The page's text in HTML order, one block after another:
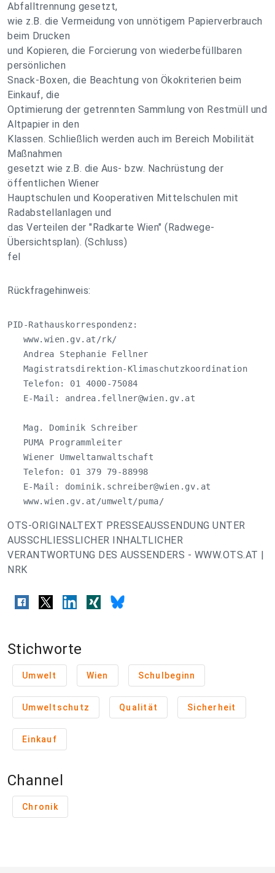
Abfalltrennung gesetzt,
wie z.B. die Vermeidung von unnötigem Papierverbrauch
beim Drucken
und Kopieren, die Forcierung von wiederbefüllbaren
persönlichen
Snack-Boxen, die Beachtung von Ökokriterien beim
Einkauf, die
Optimierung der getrennten Sammlung von Restmüll und
Altpapier in den
Klassen. Schließlich werden auch im Bereich Mobilität
Maßnahmen
gesetzt wie z.B. die Aus- bzw. Nachrüstung der
öffentlichen Wiener
Hauptschulen und Kooperativen Mittelschulen mit
Radabstellanlagen und
das Verteilen der "Radkarte Wien" (Radwege-
Übersichtsplan). (Schluss)
fel
Rückfragehinweis:
PID-Rathauskorrespondenz:
   www.wien.gv.at/rk/
   Andrea Stephanie Fellner
   Magistratsdirektion-Klimaschutzkoordination
   Telefon: 01 4000-75084
   E-Mail:
andrea.fellner@wien.gv.at
   Mag. Dominik Schreiber
   PUMA Programmleiter
   Wiener Umweltanwaltschaft
   Telefon: 01 379 79-88998
   E-Mail:
dominik.schreiber@wien.gv.at
   www.wien.gv.at/umwelt/puma/
OTS-ORIGINALTEXT PRESSEAUSSENDUNG UNTER
AUSSCHLIESSLICHER INHALTLICHER
VERANTWORTUNG DES AUSSENDERS - WWW.OTS.AT |
NRK
Stichworte
Umwelt Wien Schulbeginn
Umweltschutz Qualität Sicherheit
Einkauf
Channel
Chronik